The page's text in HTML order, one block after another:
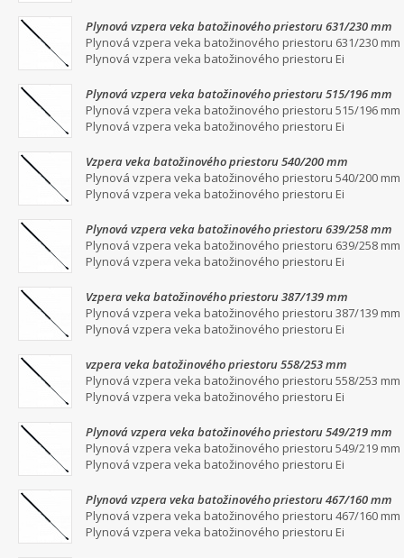
Plynová vzpera veka batožinového priestoru 631/230 mm
Plynová vzpera veka batožinového priestoru 631/230 mm
Plynová vzpera veka batožinového priestoru Ei
Plynová vzpera veka batožinového priestoru 515/196 mm
Plynová vzpera veka batožinového priestoru 515/196 mm
Plynová vzpera veka batožinového priestoru Ei
Vzpera veka batožinového priestoru 540/200 mm
Plynová vzpera veka batožinového priestoru 540/200 mm
Plynová vzpera veka batožinového priestoru Ei
Plynová vzpera veka batožinového priestoru 639/258 mm
Plynová vzpera veka batožinového priestoru 639/258 mm
Plynová vzpera veka batožinového priestoru Ei
Vzpera veka batožinového priestoru 387/139 mm
Plynová vzpera veka batožinového priestoru 387/139 mm
Plynová vzpera veka batožinového priestoru Ei
vzpera veka batožinového priestoru 558/253 mm
Plynová vzpera veka batožinového priestoru 558/253 mm
Plynová vzpera veka batožinového priestoru Ei
Plynová vzpera veka batožinového priestoru 549/219 mm
Plynová vzpera veka batožinového priestoru 549/219 mm
Plynová vzpera veka batožinového priestoru Ei
Plynová vzpera veka batožinového priestoru 467/160 mm
Plynová vzpera veka batožinového priestoru 467/160 mm
Plynová vzpera veka batožinového priestoru Ei